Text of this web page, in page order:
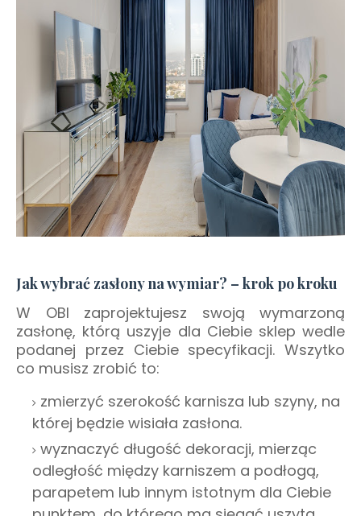
Jak wybrać zasłony na wymiar? – krok po kroku
W OBI zaprojektujesz swoją wymarzoną
zasłonę, którą uszyje dla Ciebie sklep wedle
podanej przez Ciebie specyfikacji. Wszytko
co musisz zrobić to:
zmierzyć szerokość karnisza lub szyny, na
której będzie wisiała zasłona.
wyznaczyć długość dekoracji, mierząc
odległość między karniszem a podłogą,
parapetem lub innym istotnym dla Ciebie